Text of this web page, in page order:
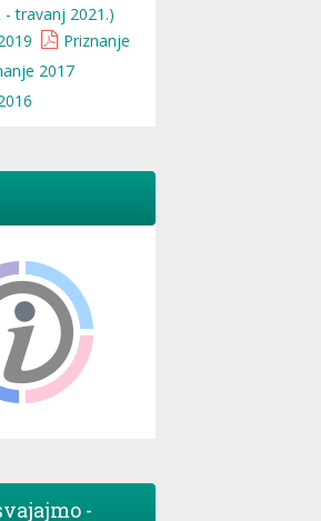
- travanj 2021.)
Priznanje
2017
-